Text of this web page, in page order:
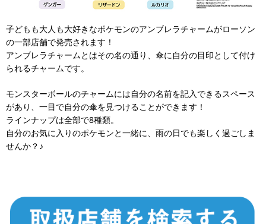
子どもも大人も大好きなポケモンのアンブレラチャームがローソン
の一部店舗で発売されます！
アンブレラチャームとはその名の通り、傘に自分の目印として付け
られるチャームです。
モンスターボールのチャームには自分の名前を記入できるスペース
があり、一目で自分の傘を見つけることができます！
ラインナップは全部で8種類。
自分のお気に入りのポケモンと一緒に、雨の日でも楽しく過ごしま
せんか？♪